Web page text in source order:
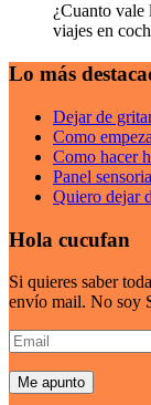
¿Cuanto vale
viajes en
Lo más
Dejar de
Como
Como hacer
Panel
Quiero dejar
Hola cucufan
Si quieres saber
envío mail. No soy
Email